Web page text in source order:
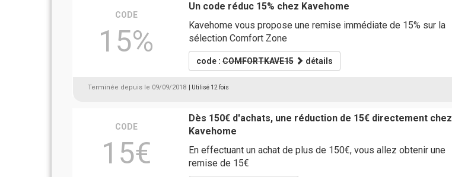
CODE
15%
Un code réduc 15% chez Kavehome
Kavehome vous propose une remise immédiate de 15% sur la
sélection Comfort Zone
code :COMFORTKAVE15 détails
Terminée depuis le 09/09/2018 | Utilisé 12 fois
CODE
15€
Dès 150€ d'achats, une réduction de 15€ directement chez
Kavehome
En effectuant un achat de plus de 150€, vous allez obtenir une
remise de 15€